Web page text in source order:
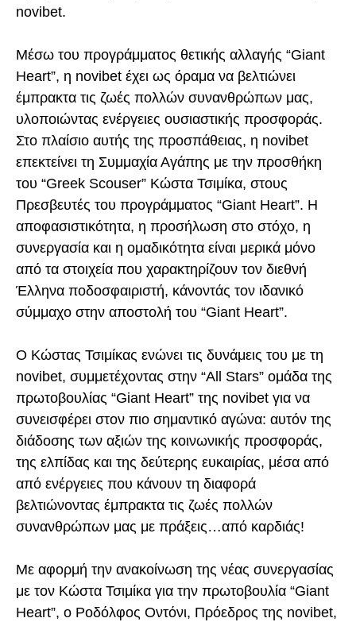
novibet.
Μέσω του προγράμματος θετικής αλλαγής “Giant
Heart”, η novibet έχει ως όραμα να βελτιώνει
έμπρακτα τις ζωές πολλών συνανθρώπων μας,
υλοποιώντας ενέργειες ουσιαστικής προσφοράς.
Στο πλαίσιο αυτής της προσπάθειας, η novibet
επεκτείνει τη Συμμαχία Αγάπης με την προσθήκη
του “Greek Scouser” Κώστα Τσιμίκα, στους
Πρεσβευτές του προγράμματος “Giant Heart”. Η
αποφασιστικότητα, η προσήλωση στο στόχο, η
συνεργασία και η ομαδικότητα είναι μερικά μόνο
από τα στοιχεία που χαρακτηρίζουν τον διεθνή
Έλληνα ποδοσφαιριστή, κάνοντάς τον ιδανικό
σύμμαχο στην αποστολή του “Giant Heart”.
Ο Κώστας Τσιμίκας ενώνει τις δυνάμεις του με τη
novibet, συμμετέχοντας στην “All Stars” ομάδα της
πρωτοβουλίας “Giant Heart” της novibet για να
συνεισφέρει στον πιο σημαντικό αγώνα: αυτόν της
διάδοσης των αξιών της κοινωνικής προσφοράς,
της ελπίδας και της δεύτερης ευκαιρίας, μέσα από
από ενέργειες που κάνουν τη διαφορά
βελτιώνοντας έμπρακτα τις ζωές πολλών
συνανθρώπων μας με πράξεις…από καρδιάς!
Με αφορμή την ανακοίνωση της νέας συνεργασίας
με τον Κώστα Τσιμίκα για την πρωτοβουλία “Giant
Heart”, ο Ροδόλφος Οντόνι, Πρόεδρος της novibet,